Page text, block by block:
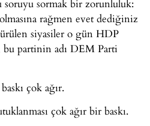
soruyu sormak bir zorunluluk:
olmasına rağmen evet dediğiniz
siyasiler o gün HDP
partinin adı DEM Parti
çok ağır.
çok ağır bir baskı.